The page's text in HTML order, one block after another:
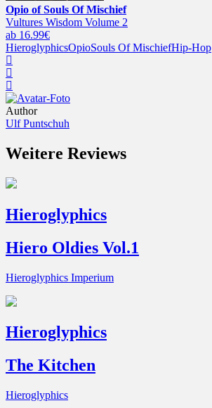
Opio of Souls Of Mischief
Vultures Wisdom Volume 2
ab 16.99€
HieroglyphicsOpioSouls Of MischiefHip-Hop
Author
Ulf Puntschuh
Weitere Reviews
Hieroglyphics
Hiero Oldies Vol.1
Hieroglyphics Imperium
Hieroglyphics
The Kitchen
Hieroglyphics